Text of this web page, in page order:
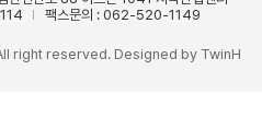
팩스문의 : 062-520-1149
right reserved. Designed by TwinH